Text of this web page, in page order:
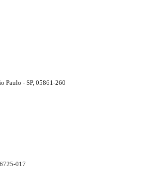
Paulo - SP, 05861-260
017